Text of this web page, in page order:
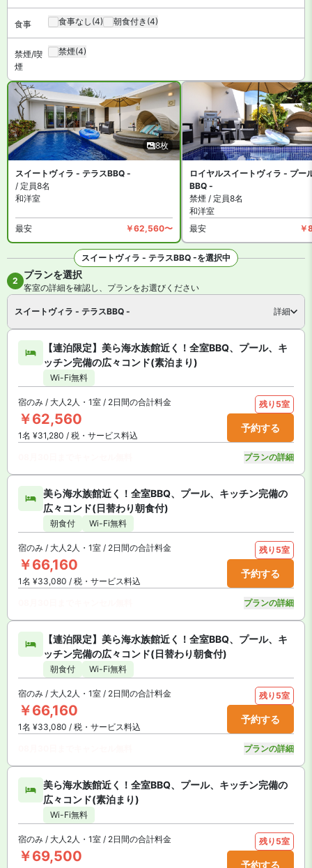
食事 食事なし (4) 朝食付き (4)
禁煙/喫
煙
禁煙(4)
8枚
スイートヴィラ - テラスBBQ -
/ 定員8名
和洋室
最安 ￥62,560〜
ロイヤルスイートヴィラ - プー
BBQ -
禁煙 / 定員8名
和洋室
最安
スイートヴィラ - テラスBBQ -を選択中
2 プランを選択
客室の詳細を確認し、プランをお選びください
スイートヴィラ - テラスBBQ - 詳細
【連泊限定】美ら海水族館近く！全室BBQ、プール、キ
ッチン完備の広々コンド(素泊まり)
Wi-Fi無料
宿のみ / 大人2人・1室 / 2日間の合計料金
￥62,560
1名 ¥31,280 / 税・サービス料込
残り5室
予約する
プランの詳細
美ら海水族館近く！全室BBQ、プール、キッチン完備の
広々コンド(日替わり朝食付)
朝食付 Wi-Fi無料
宿のみ / 大人2人・1室 / 2日間の合計料金
￥66,160
1名 ¥33,080 / 税・サービス料込
残り5室
予約する
プランの詳細
【連泊限定】美ら海水族館近く！全室BBQ、プール、キ
ッチン完備の広々コンド(日替わり朝食付)
朝食付 Wi-Fi無料
宿のみ / 大人2人・1室 / 2日間の合計料金
￥66,160
1名 ¥33,080 / 税・サービス料込
残り5室
予約する
プランの詳細
美ら海水族館近く！全室BBQ、プール、キッチン完備の
広々コンド(素泊まり)
Wi-Fi無料
宿のみ / 大人2人・1室 / 2日間の合計料金
￥69,500
残り5室
予約する